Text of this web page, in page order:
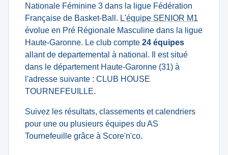
Nationale Féminine 3 dans la ligue Fédération
Française de Basket-Ball. L'équipe SENIOR M1
évolue en Pré Régionale Masculine dans la ligue
Haute-Garonne. Le club compte 24 équipes
allant de departemental à national. Il est situé
dans le département Haute-Garonne (31) à
l'adresse suivante : CLUB HOUSE
TOURNEFEUILLE.
Suivez les résultats, classements et calendriers
pour une ou plusieurs équipes du AS
Tournefeuille grâce à Score'n'co.